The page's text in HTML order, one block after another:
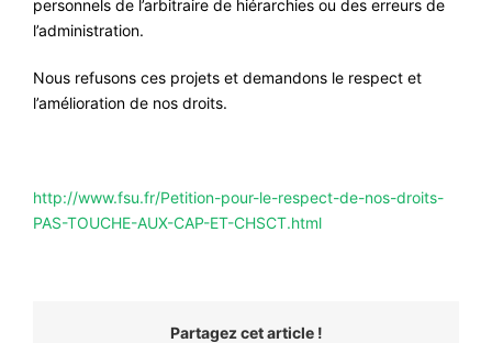
personnels de l’arbitraire de hiérarchies ou des erreurs de
l’administration.
Nous refusons ces projets et demandons le respect et
l’amélioration de nos droits.
http://www.fsu.fr/Petition-pour-le-respect-de-nos-droits-
PAS-TOUCHE-AUX-CAP-ET-CHSCT.html
Partagez cet article !